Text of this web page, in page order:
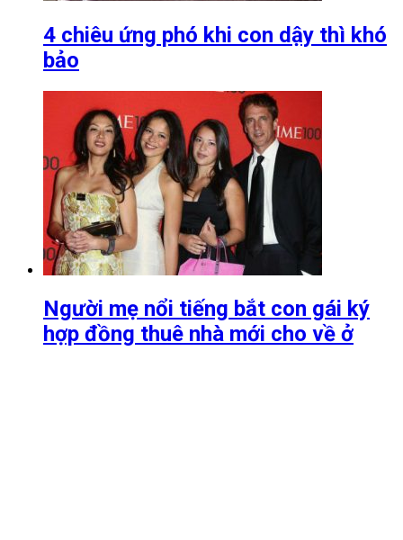
4 chiêu ứng phó khi con dậy thì khó
bảo
Người mẹ nổi tiếng bắt con gái ký
hợp đồng thuê nhà mới cho về ở